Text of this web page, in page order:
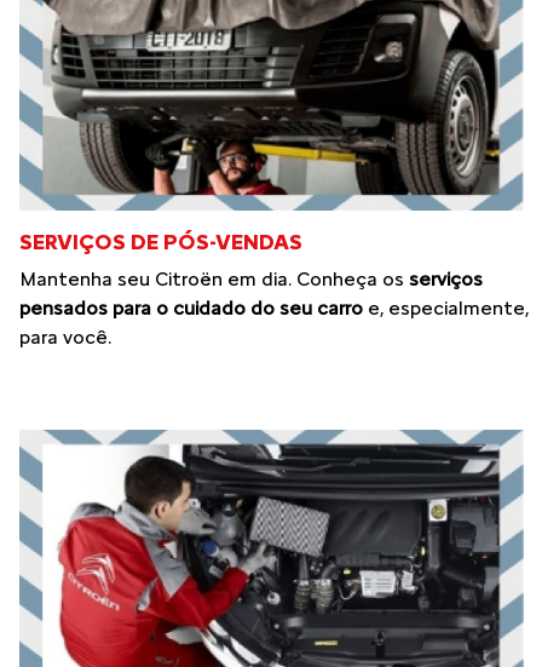
SERVIÇOS DE PÓS-VENDAS
Mantenha seu Citroën em dia. Conheça os serviços
pensados para o cuidado do seu carro e, especialmente,
para você.